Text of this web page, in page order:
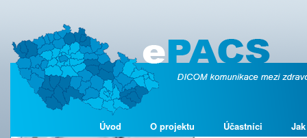
Úvod O projektu Účastníci